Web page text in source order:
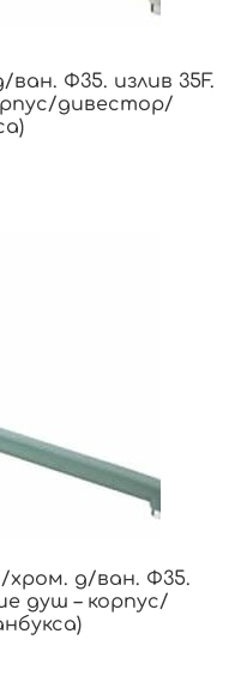
ван. Ф35. излив 35F.
дивестор/
хром. д/ван. Ф35.
душ – корпус/